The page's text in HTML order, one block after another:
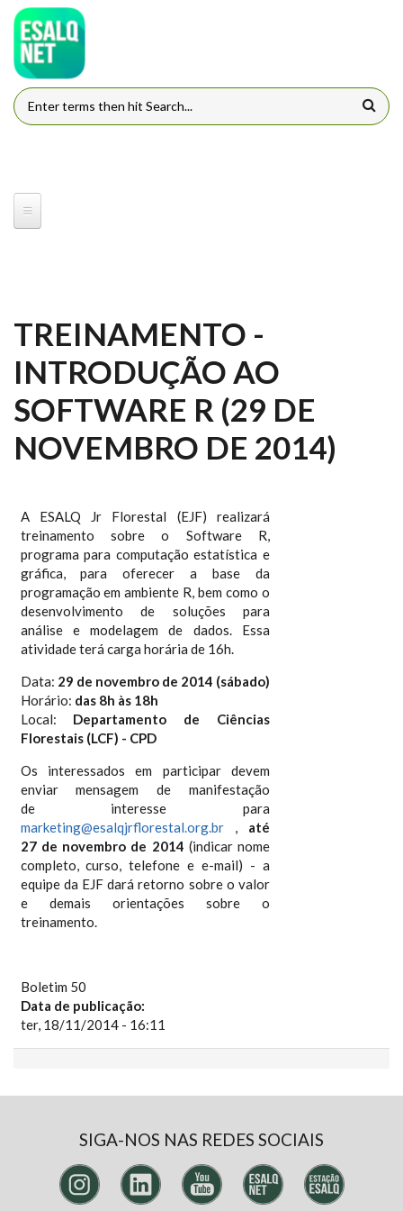
Pular para o conteúdo principal
FORMULÁRIO DE BUSCA
TREINAMENTO -
INTRODUÇÃO AO
SOFTWARE R (29 DE
NOVEMBRO DE 2014)
A ESALQ Jr Florestal (EJF) realizará
treinamento sobre o Software R,
programa para computação estatística e
gráfica, para oferecer a base da
programação em ambiente R, bem como o
desenvolvimento de soluções para
análise e modelagem de dados. Essa
atividade terá carga horária de 16h.
Data: 29 de novembro de 2014 (sábado)
Horário: das 8h às 18h
Local: Departamento de Ciências
Florestais (LCF) - CPD
Os interessados em participar devem
enviar mensagem de manifestação
de interesse para
marketing@esalqjrflorestal.org.br, até
27 de novembro de 2014 (indicar nome
completo, curso, telefone e e-mail) - a
equipe da EJF dará retorno sobre o valor
e demais orientações sobre o
treinamento.
Boletim 50
Data de publicação:
ter, 18/11/2014 - 16:11
SIGA-NOS NAS REDES SOCIAIS